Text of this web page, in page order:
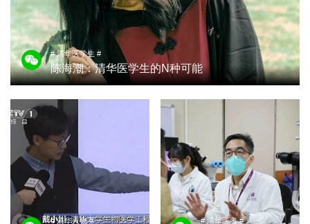
# 清华医学生 #
陈海潮：清华医学生的N种可能
# 清华人物 # # 清华医者 #